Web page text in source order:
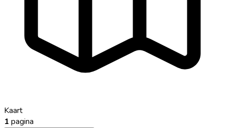
Kaart
1 pagina